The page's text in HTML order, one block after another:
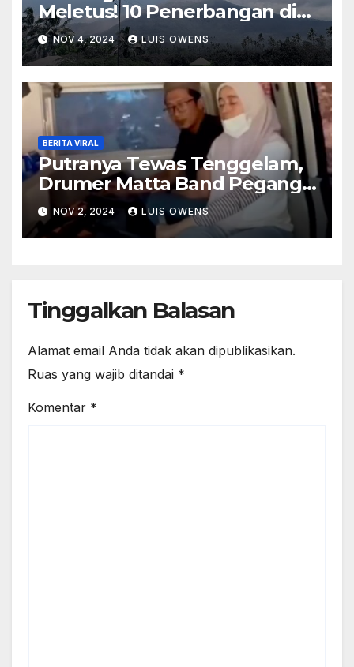
Meletus! 10 Penerbangan di
NTT Dibatalkan
NOV 4, 2024 LUIS OWENS
BERITA VIRAL
Putranya Tewas Tenggelam,
Drumer Matta Band Pegang
Erat Kantong Jenazah
NOV 2, 2024 LUIS OWENS
Tinggalkan Balasan
Alamat email Anda tidak akan dipublikasikan.
Ruas yang wajib ditandai *
Komentar *